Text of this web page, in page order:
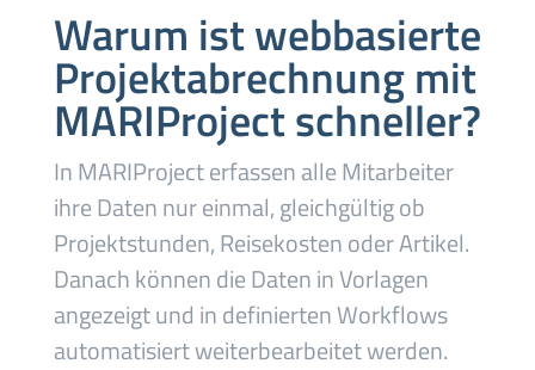
Warum ist webbasierte
Projektabrechnung mit
MARIProject schneller?
In MARIProject erfassen alle Mitarbeiter
ihre Daten nur einmal, gleichgültig ob
Projektstunden, Reisekosten oder Artikel.
Danach können die Daten in Vorlagen
angezeigt und in definierten Workflows
automatisiert weiterbearbeitet werden.